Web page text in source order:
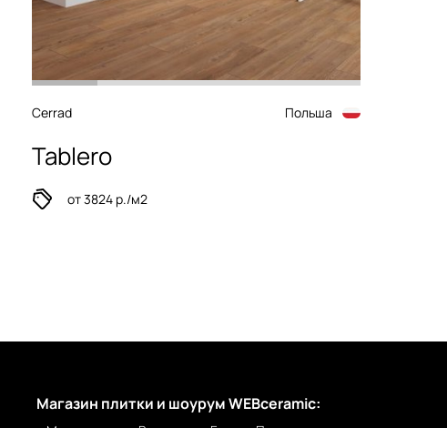
Cerrad Польша
Tablero
от 3824 р./м2
Магазин плитки и шоурум WEBceramic: